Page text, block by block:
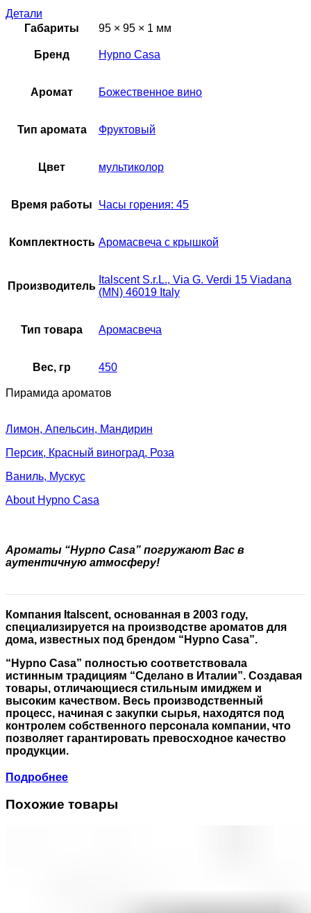
Детали
Габариты
95 × 95 × 1 мм
Бренд Hypno Casa
Аромат Божественное вино
Тип аромата Фруктовый
Цвет мультиколор
Время работы Часы горения: 45
Комплектность Аромасвеча с крышкой
Производитель
Italscent S.r.L., Via G. Verdi 15 Viadana
(MN) 46019 Italy
Тип товара Аромасвеча
Вес, гр 450
Пирамида ароматов
Лимон, Апельсин, Мандирин
Персик, Красный виноград, Роза
Ваниль, Мускус
About Hypno Casa
Ароматы “Hypno Casa” погружают Вас в
аутентичную атмосферу!
Компания Italscent, основанная в 2003 году,
специализируется на производстве ароматов для
дома, известных под брендом “Hypno Casa”.
“Hypno Casa” полностью соответствовала
истинным традициям “Сделано в Италии”. Создавая
товары, отличающиеся стильным имиджем и
высоким качеством. Весь производственный
процесс, начиная с закупки сырья, находятся под
контролем собственного персонала компании, что
позволяет гарантировать превосходное качество
продукции.
Подробнее
Похожие товары